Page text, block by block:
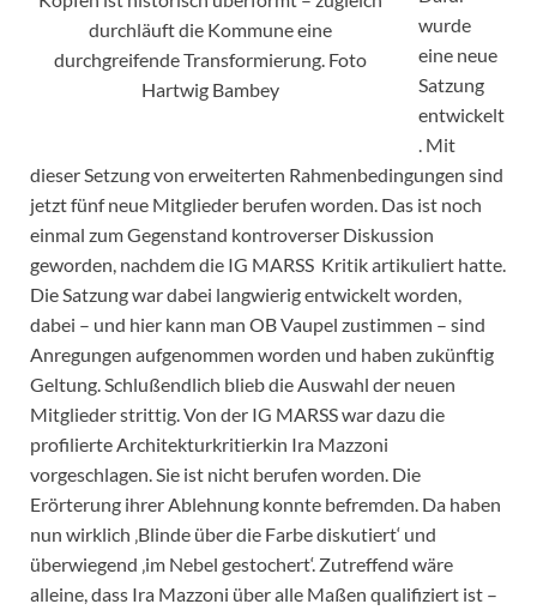
durchläuft die Kommune eine
durchgreifende Transformierung. Foto
Hartwig Bambey
wurde
eine neue
Satzung
entwickelt
. Mit
dieser Setzung von erweiterten Rahmenbedingungen sind
jetzt fünf neue Mitglieder berufen worden. Das ist noch
einmal zum Gegenstand kontroverser Diskussion
geworden, nachdem die IG MARSS Kritik artikuliert hatte.
Die Satzung war dabei langwierig entwickelt worden,
dabei – und hier kann man OB Vaupel zustimmen – sind
Anregungen aufgenommen worden und haben zukünftig
Geltung. Schlußendlich blieb die Auswahl der neuen
Mitglieder strittig. Von der IG MARSS war dazu die
profilierte Architekturkritierkin Ira Mazzoni
vorgeschlagen. Sie ist nicht berufen worden. Die
Erörterung ihrer Ablehnung konnte befremden. Da haben
nun wirklich ‚Blinde über die Farbe diskutiert‘ und
überwiegend ‚im Nebel gestochert‘. Zutreffend wäre
alleine, dass Ira Mazzoni über alle Maßen qualifiziert ist –